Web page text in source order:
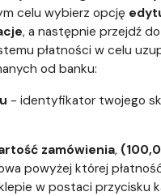
celu wybierz opcję
, a następnie przejdź do
płatności w celu
od banku:
- identyfikator twojego
zamówienia,
powyżej której
w postaci przycisku